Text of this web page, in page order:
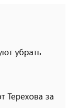
убрать
Терехова за